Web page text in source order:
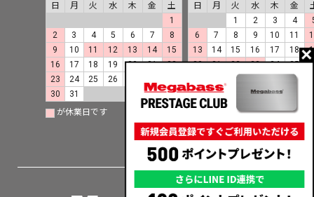
日
月 火 水 木 金
土
1
2
3 4 5 6 7
8
9
10 11 12 13 14
15
16
17 18 19 20 21
22
23
24 25 26
30
31
日
月 火 水 木 金
1
2 3 4
6
7 8 9 10 11
13
14 15 16 17 18
20
21 22 23 24 25
29
が休業日です